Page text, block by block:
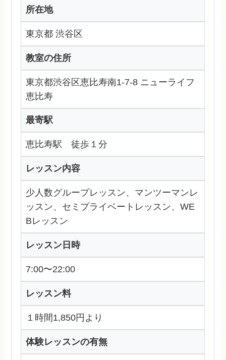
所在地
東京都 渋谷区
教室の住所
東京都渋谷区恵比寿南1-7-8 ニューライフ
恵比寿
最寄駅
恵比寿駅 徒歩１分
レッスン内容
少人数グループレッスン、マンツーマンレ
ッスン、セミプライベートレッスン、WE
Bレッスン
レッスン日時
7:00〜22:00
レッスン料
１時間1,850円より
体験レッスンの有無